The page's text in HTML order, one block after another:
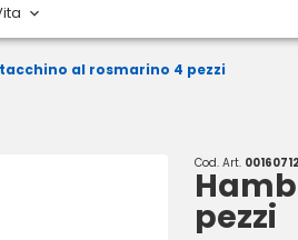
al rosmarino 4 pezzi
Cod. Art.
pezzi